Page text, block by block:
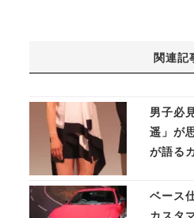
関連記
男子必
遥」が
が語る
ベース
カスタ